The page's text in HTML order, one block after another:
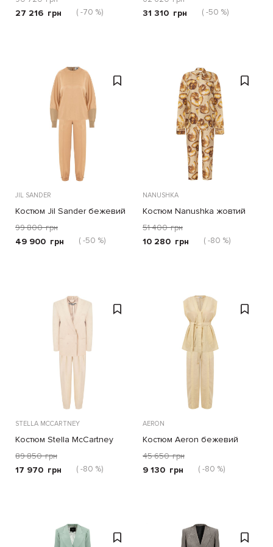
27 216 грн ( -70 %) 31 310 грн ( -50 %)
JIL SANDER
Костюм Jil Sander бежевий
99 800 грн
49 900 грн ( -50 %)
NANUSHKA
Костюм Nanushka жовтий
51 400 грн
10 280 грн ( -80 %)
STELLA MCCARTNEY
Костюм Stella McCartney
бежевий
89 850 грн
17 970 грн ( -80 %)
AERON
Костюм Aeron бежевий
45 650 грн
9 130 грн ( -80 %)